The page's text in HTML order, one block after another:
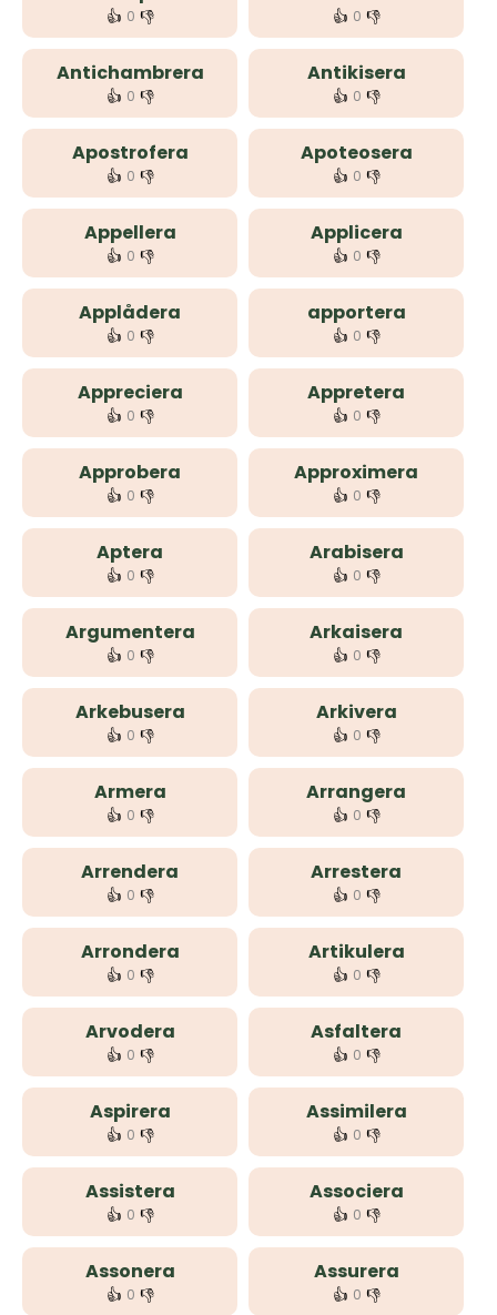
👍 0 👎 👍 0 👎
Antichambrera
👍 0 👎
Antikisera
👍 0 👎
Apostrofera
👍 0 👎
Apoteosera
👍 0 👎
Appellera
👍 0 👎
Applicera
👍 0 👎
Applådera
👍 0 👎
apportera
👍 0 👎
Appreciera
👍 0 👎
Appretera
👍 0 👎
Approbera
👍 0 👎
Approximera
👍 0 👎
Aptera
👍 0 👎
Arabisera
👍 0 👎
Argumentera
👍 0 👎
Arkaisera
👍 0 👎
Arkebusera
👍 0 👎
Arkivera
👍 0 👎
Armera
👍 0 👎
Arrangera
👍 0 👎
Arrendera
👍 0 👎
Arrestera
👍 0 👎
Arrondera
👍 0 👎
Artikulera
👍 0 👎
Arvodera
👍 0 👎
Asfaltera
👍 0 👎
Aspirera
👍 0 👎
Assimilera
👍 0 👎
Assistera
👍 0 👎
Associera
👍 0 👎
Assonera
👍 0 👎
Assurera
👍 0 👎